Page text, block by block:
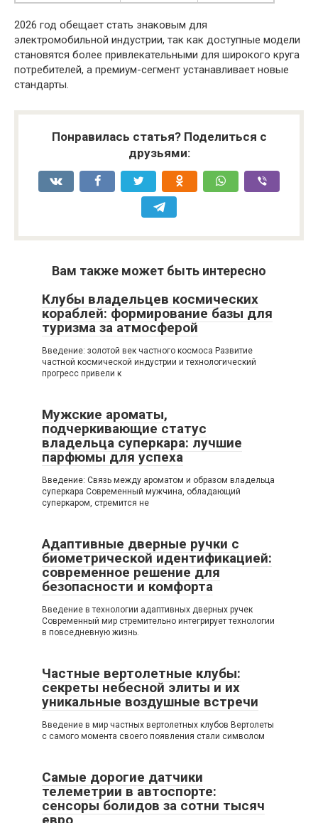
2026 год обещает стать знаковым для
электромобильной индустрии, так как доступные модели
становятся более привлекательными для широкого круга
потребителей, а премиум-сегмент устанавливает новые
стандарты.
Понравилась статья? Поделиться с
друзьями:
Вам также может быть интересно
Клубы владельцев космических
кораблей: формирование базы для
туризма за атмосферой
Введение: золотой век частного космоса Развитие
частной космической индустрии и технологический
прогресс привели к
Мужские ароматы,
подчеркивающие статус
владельца суперкара: лучшие
парфюмы для успеха
Введение: Связь между ароматом и образом владельца
суперкара Современный мужчина, обладающий
суперкаром, стремится не
Адаптивные дверные ручки с
биометрической идентификацией:
современное решение для
безопасности и комфорта
Введение в технологии адаптивных дверных ручек
Современный мир стремительно интегрирует технологии
в повседневную жизнь.
Частные вертолетные клубы:
секреты небесной элиты и их
уникальные воздушные встречи
Введение в мир частных вертолетных клубов Вертолеты
с самого момента своего появления стали символом
Самые дорогие датчики
телеметрии в автоспорте:
сенсоры болидов за сотни тысяч